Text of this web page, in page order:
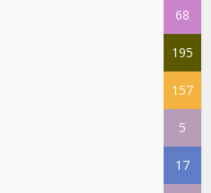
68
195
157
5
17